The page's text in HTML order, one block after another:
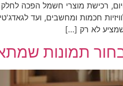
רכישת מוצרי חשמל הפכה
חכמות ומחשבים, ועד
שמציע לא רק […]
תמונות